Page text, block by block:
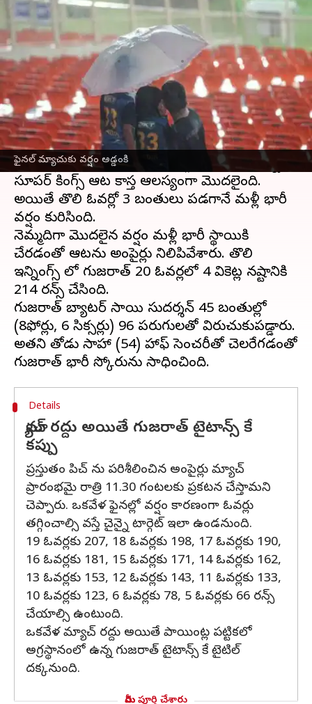
ఫైనల్ మ్యాచుకు వర్షం అడ్డంకి
IPL 2023 ఫైనల్లో భారీ వర్షం.. నిలిచిన
ఆట
వ్రాసిన వారు Jayachandra Akuri 11:32 pm
ఈ వార్తాకథనం ఏంటి
ఐపీఎల్ ఫైనల్ మ్యాచ్ కి వరుణుడు మళ్లీ అడ్డొచ్చాడు.
గుజరాత్ టైటాన్స్ఇన్నింగ్స్ తర్వాత మొదట
చిరుజల్లులు పడగా.. తర్వాత తగ్గింది. దీంతో చైన్నై
సూపర్ కింగ్స్ ఆట కాస్త ఆలస్యంగా మొదలైంది.
అయితే తొలి ఓవర్లో 3 బంతులు పడగానే మళ్లీ భారీ
వర్షం కురిసింది.
నెమ్మదిగా మొదలైన వర్షం మళ్లీ భారీ స్థాయికి
చేరడంతో ఆటను అంపైర్లు నిలిపివేశారు. తొలి
ఇన్నింగ్స్ లో గుజరాత్ 20 ఓవర్లలో 4 వికెట్ల నష్టానికి
214 రన్స్ చేసింది.
గుజరాత్ బ్యాటర్ సాయి సుదర్శన్ 45 బంతుల్లో
(8ఫోర్లు, 6 సిక్సర్లు) 96 పరుగులతో విరుచుకుపడ్డారు.
అతని తోడు సాహా (54) హాఫ్ సెంచరీతో చెలరేగడంతో
Details
మ్యాచ్ రద్దు అయితే గుజరాత్ టైటాన్స్ కే
కప్పు
ప్రస్తుతం పిచ్ ను పరిశీలించిన అంపైర్లు మ్యాచ్
ప్రారంభమై రాత్రి 11.30 గంటలకు ప్రకటన చేస్తామని
చెప్పారు. ఒకవేళ ఫైనల్లో వర్షం కారణంగా ఓవర్లు
తగ్గించాల్సి వస్తే చైన్నై టార్గెట్ ఇలా ఉండనుంది.
19 ఓవర్లకు 207, 18 ఓవర్లకు 198, 17 ఓవర్లకు 190,
16 ఓవర్లకు 181, 15 ఓవర్లకు 171, 14 ఓవర్లకు 162,
13 ఓవర్లకు 153, 12 ఓవర్లకు 143, 11 ఓవర్లకు 133,
10 ఓవర్లకు 123, 6 ఓవర్లకు 78, 5 ఓవర్లకు 66 రన్స్
చేయాల్సి ఉంటుంది.
ఒకవేళ మ్యాచ్ రద్దు అయితే పాయింట్ల పట్టికలో
అగ్రస్థానంలో ఉన్న గుజరాత్ టైటాన్స్ కే టైటిల్
దక్కనుంది.
మీరు పూర్తి చేశారు